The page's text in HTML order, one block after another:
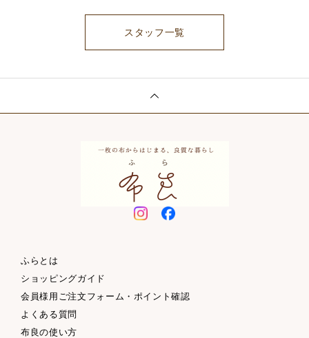
スタッフ一覧
ふらとは
ショッピングガイド
会員様用ご注文フォーム・ポイント確認
よくある質問
布良の使い方